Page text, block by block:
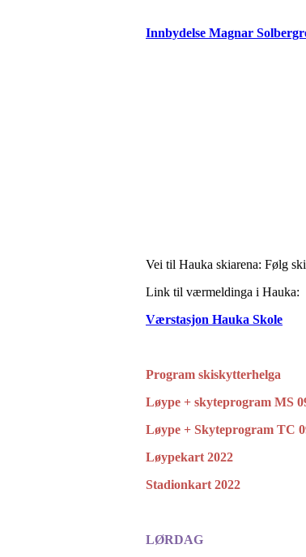
Innbydelse Magnar
Vei til Hauka skiarena: Følg
Link til værmeldinga i Hauka:
Værstasjon Hauka Skole
Program skiskytterhelga
Løype + skyteprogram MS
Løype + Skyteprogram TC
Løypekart 2022
Stadionkart 2022
LØRDAG